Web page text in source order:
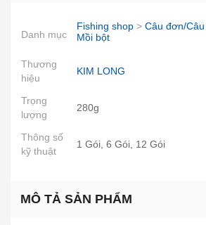
Danh mục
Fishing shop > Câu đơn/
Mồi bột
Thương
hiệu
KIM LONG
Trọng
lượng
280g
Thông số
kỹ thuật
1 Gói, 6 Gói, 12 Gói
MÔ TẢ SẢN PHẨM